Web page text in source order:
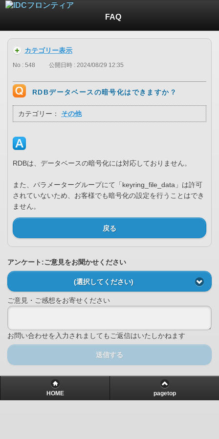
FAQ
カテゴリー表示
No : 548 公開日時 : 2024/08/29 12:35
RDBデータベースの暗号化はできますか？
カテゴリー： その他
RDBは、データベースの暗号化には対応しておりません。
また、パラメーターグループにて「keyring_file_data」は許可
されていないため、お客様でも暗号化の設定を行うことはでき
ません。
戻る
アンケート:ご意見をお聞かせください
(選択してください)
ご意見・ご感想をお寄せください
お問い合わせを入力されましてもご返信はいたしかねます
送信する
HOME pagetop